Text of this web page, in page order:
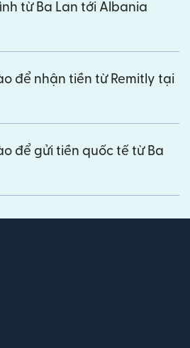
từ Ba Lan tới Albania
để nhận tiền từ Remitly tại
để gửi tiền quốc tế từ Ba